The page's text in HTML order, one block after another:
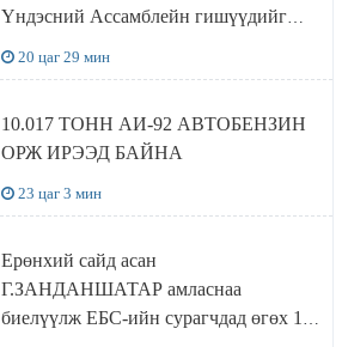
Үндэсний Ассамблейн гишүүдийг
20 цаг 29 мин
10.017 ТОНН АИ-92 АВТОБЕНЗИН
ОРЖ ИРЭЭД БАЙНА
23 цаг 3 мин
Ерөнхий сайд асан
Г.ЗАНДАНШАТАР амласнаа
биелүүлж ЕБС-ийн сурагчдад өгөх 10.